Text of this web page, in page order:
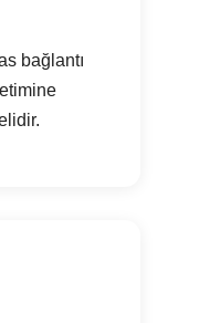
bağlantı